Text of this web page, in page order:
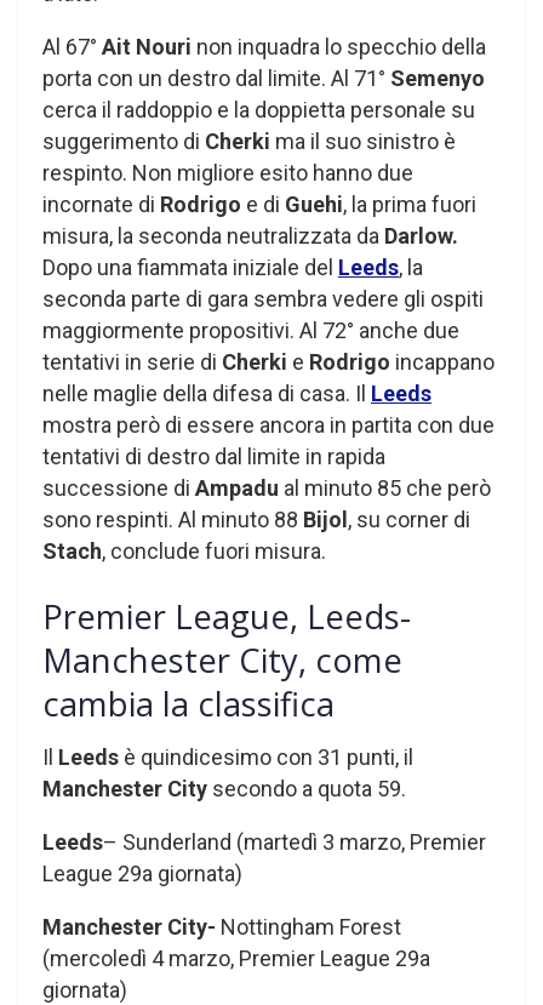
Al 67° Ait Nouri non inquadra lo specchio della
porta con un destro dal limite. Al 71° Semenyo
cerca il raddoppio e la doppietta personale su
suggerimento di Cherki ma il suo sinistro è
respinto. Non migliore esito hanno due
incornate di Rodrigo e di Guehi, la prima fuori
misura, la seconda neutralizzata da Darlow.
Dopo una fiammata iniziale del Leeds, la
seconda parte di gara sembra vedere gli ospiti
maggiormente propositivi. Al 72° anche due
tentativi in serie di Cherki e Rodrigo incappano
nelle maglie della difesa di casa. Il Leeds
mostra però di essere ancora in partita con due
tentativi di destro dal limite in rapida
successione di Ampadu al minuto 85 che però
sono respinti. Al minuto 88 Bijol , su corner di
Stach, conclude fuori misura.
Premier League, Leeds-
Manchester City, come
cambia la classifica
Il Leeds è quindicesimo con 31 punti, il
Manchester City secondo a quota 59.
Leeds– Sunderland (martedì 3 marzo, Premier
League 29a giornata)
Manchester City- Nottingham Forest
(mercoledì 4 marzo, Premier League 29a
giornata)